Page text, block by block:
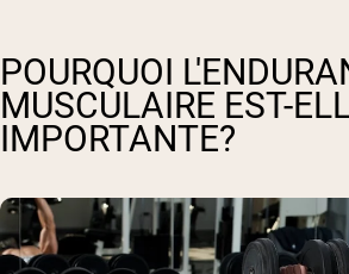
POURQUOI
MUSCULAIRE EST-
IMPORTANTE?